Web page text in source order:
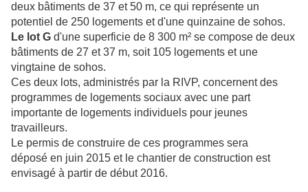
deux bâtiments de 37 et 50 m, ce qui représente un
potentiel de 250 logements et d'une quinzaine de sohos.
Le lot G d'une superficie de 8 300 m² se compose de deux
bâtiments de 27 et 37 m, soit 105 logements et une
vingtaine de sohos.
Ces deux lots, administrés par la RIVP, concernent des
programmes de logements sociaux avec une part
importante de logements individuels pour jeunes
travailleurs.
Le permis de construire de ces programmes sera
déposé en juin 2015 et le chantier de construction est
envisagé à partir de début 2016.